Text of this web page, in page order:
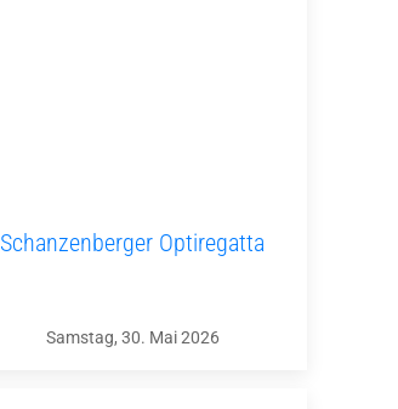
Schanzenberger Optiregatta
Samstag, 30. Mai 2026